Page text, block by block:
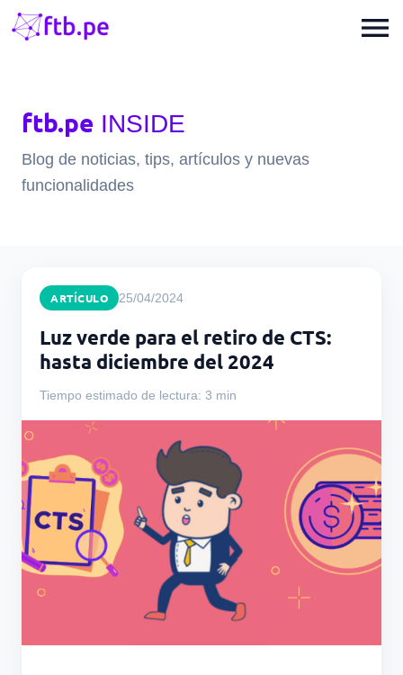
menu
ftb.pe INSIDE
Blog de noticias, tips, artículos y nuevas
funcionalidades
ARTÍCULO 25/04/2024
Luz verde para el retiro de CTS:
hasta diciembre del 2024
Tiempo estimado de lectura: 3 min